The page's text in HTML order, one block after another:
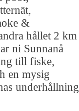
&
hållet 2 km
ni Sunnanå
till fiske,
en mysig
underhållning